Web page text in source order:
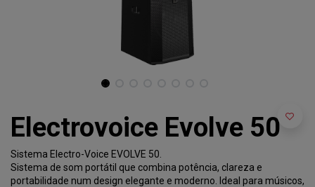
Electrovoice Evolve 50
Sistema Electro-Voice EVOLVE 50.
Sistema de som portátil que combina potência, clareza e
portabilidade num design elegante e moderno. Ideal para músicos,